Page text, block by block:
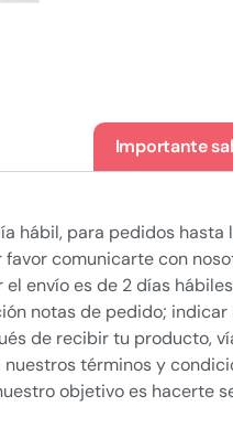
Importante
hábil, para pedidos
comunicarte con
el envío es de 2 días
notas de pedido;
de recibir tu producto,
términos y
objetivo es hacerte